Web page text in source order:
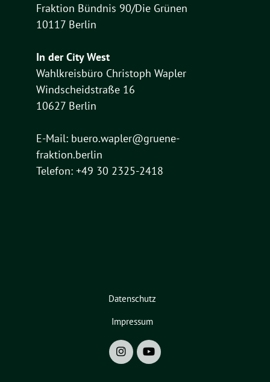
Fraktion Bündnis 90/Die Grünen
10117 Berlin
In der City West
Wahlkreisbüro Christoph Wapler
Windscheidstraße 16
10627 Berlin
E-Mail: buero.wapler@gruene-
fraktion.berlin
Telefon: +49 30 2325-2418
Datenschutz
Impressum